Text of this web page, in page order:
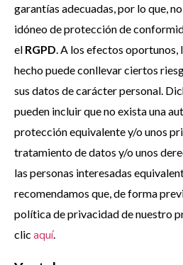
garantías adecuadas, por lo que,
idóneo de protección de
el RGPD. A los efectos oportunos,
hecho puede conllevar ciertos
sus datos de carácter personal.
pueden incluir que no exista una
protección equivalente y/o unos
tratamiento de datos y/o unos
las personas interesadas
recomendamos que, de forma
política de privacidad de nuestro
clic aquí.